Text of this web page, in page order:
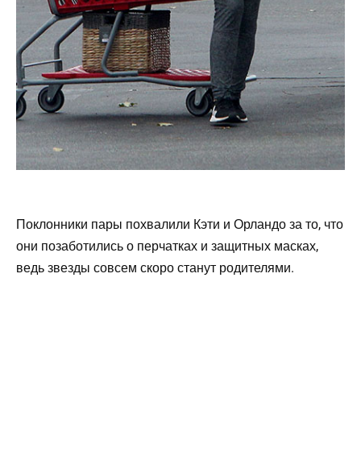
Поклонники пары похвалили Кэти и Орландо за то, что
они позаботились о перчатках и защитных масках,
ведь звезды совсем скоро станут родителями.